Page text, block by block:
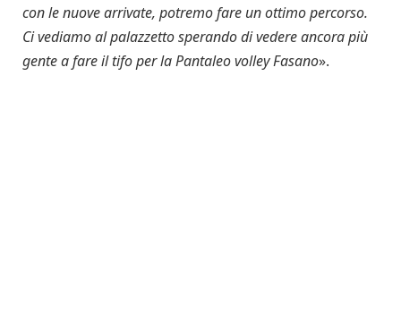
con le nuove arrivate, potremo fare un ottimo percorso.
Ci vediamo al palazzetto sperando di vedere ancora più
gente a fare il tifo per la Pantaleo volley Fasano».